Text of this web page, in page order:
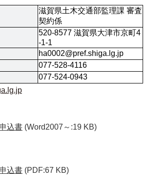
滋賀県土木交通部監理課 審査
契約係
520-8577 滋賀県大津市京町4
-1-1
ha0002@pref.shiga.lg.jp
077-528-4116
077-524-0943
込書 (Word2007～:19 KB)
込書 (PDF:67 KB)